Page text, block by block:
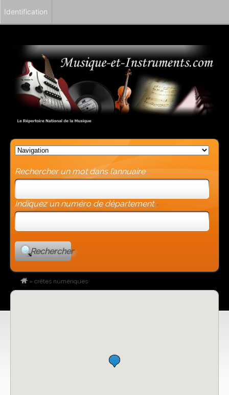
Rechercher un mot dans l’annuaire
Indiquez un numéro de département -
Rechercher
» crêtes numériques
Identification